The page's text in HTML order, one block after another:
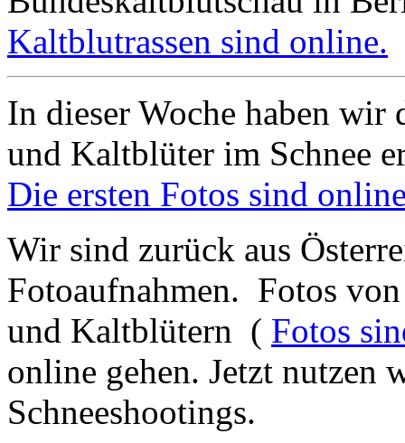
Kaltblutrassen sind online.
In dieser Woche haben wir
und Kaltblüter im Schnee
Die ersten Fotos sind
Wir sind zurück aus
Fotoaufnahmen. Fotos
und Kaltblütern ( Fotos
online gehen. Jetzt nutzen
Schneeshootings.